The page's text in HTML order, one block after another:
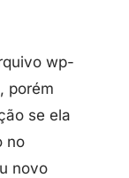
wp-
porém
se ela
no
novo